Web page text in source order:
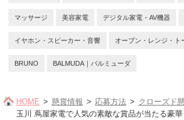
マッサージ 美容家電 デジタル家電・AV機器
イヤホン・スピーカー・音響 オーブン・レンジ・ト
BRUNO BALMUDA｜バルミューダ
HOME 懸賞情報 応募方法 クローズド
玉川 蔦屋家電で人気の素敵な賞品が当たる豪